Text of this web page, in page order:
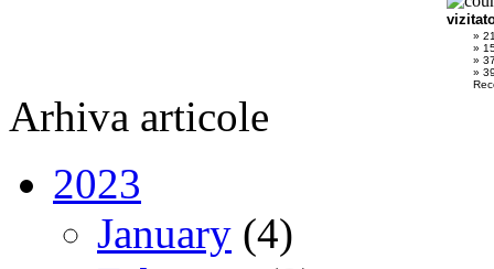
»
»
»
»
Arhiva articole
2023
January (4)